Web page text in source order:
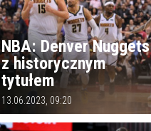
NBA: Denver Nuggets
z historycznym
tytułem
13.06.2023, 09:20